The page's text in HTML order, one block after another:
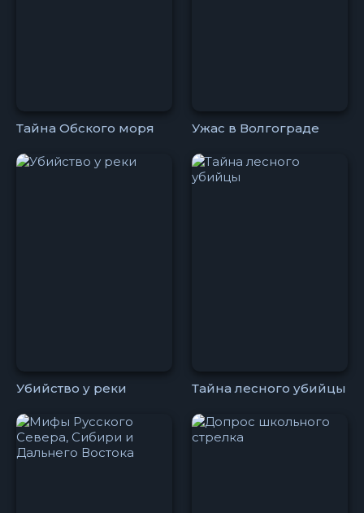
Тайна Обского моря Ужас в Волгограде
Убийство у реки Тайна лесного убийцы